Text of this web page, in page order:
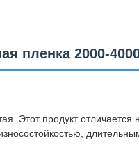
пленка 2000-
продукт отличается